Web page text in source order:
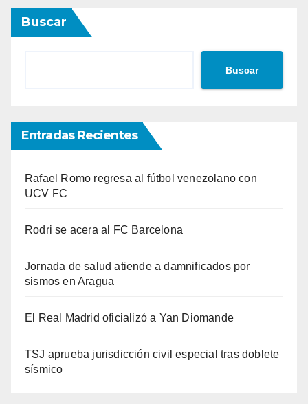
Buscar
Buscar
Entradas Recientes
Rafael Romo regresa al fútbol venezolano con
UCV FC
Rodri se acera al FC Barcelona
Jornada de salud atiende a damnificados por
sismos en Aragua
El Real Madrid oficializó a Yan Diomande
TSJ aprueba jurisdicción civil especial tras doblete
sísmico